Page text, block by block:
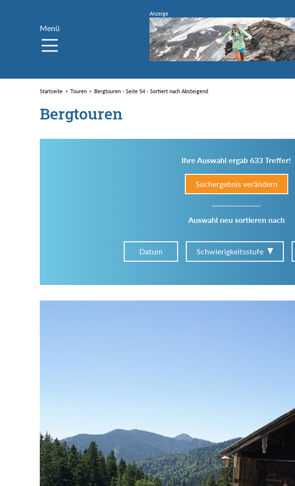
Menü
Startseite Touren Bergtouren - Seite 54 - Sortiert nach Absteigend
Bergtouren
Ihre Auswahl ergab 633 Treffer!
Suchergebnis verändern
Auswahl neu sortieren nach
Datum Schwierigkeitsstufe
Kondition
von
Suchbegriff: